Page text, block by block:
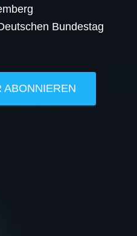
Bundestag
ABONNIEREN